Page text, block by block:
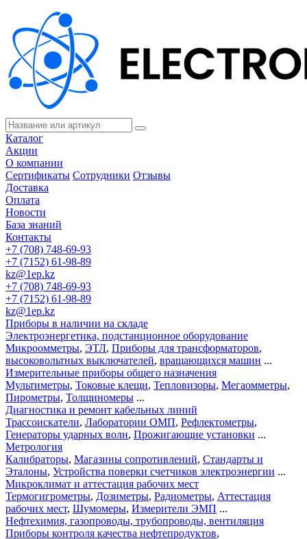
Каталог
Акции
О компании
Сертификаты Сотрудники Отзывы
Доставка
Оплата
Новости
База знаний
Контакты
+7 (708) 748-69-93
+7 (7152) 61-98-89
kz@1ep.kz
+7 (708) 748-69-93
+7 (7152) 61-98-89
kz@1ep.kz
Приборы в наличии на складе
Электроэнергетика, подстанционное оборудование
Микроомметры, ЭТЛ, Приборы для трансформаторов,
высоковольтных выключателей, вращающихся машин ...
Измерительные приборы общего назначения
Мультиметры, Токовые клещи, Тепловизоры, Мегаомметры,
Пирометры, Толщиномеры ...
Диагностика и ремонт кабельных линий
Трассоискатели, Лаборатории ОМП, Рефлектометры,
Генераторы ударных волн, Прожигающие установки ...
Метрология
Калибраторы, Магазины сопротивлений, Стандарты и
Эталоны, Устройства поверки счетчиков электроэнергии ...
Микроклимат и аттестация рабочих мест
Термогигрометры, Дозиметры, Радиометры, Аттестация
рабочих мест, Шумомеры, Измерители ЭМП ...
Нефтехимия, газопроводы, трубопроводы, вентиляция
Приборы контроля качества нефтепродуктов,